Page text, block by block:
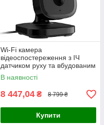
Wi-Fi камера
відеоспостереження з ІЧ
датчиком руху та вбудованим
ШІ Ajax IndoorCam Black
(111567.303.BL1)
В наявності
8 447,04 ₴ 8 799 ₴
Купити